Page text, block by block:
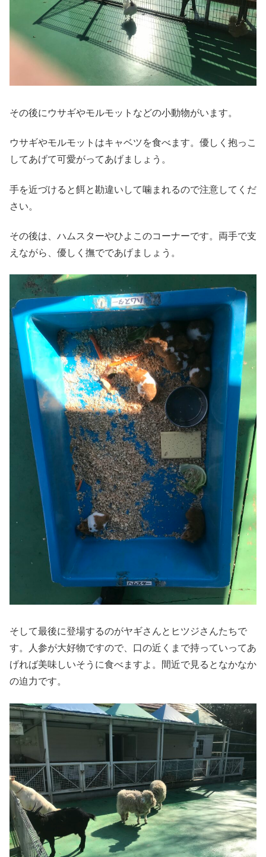
その後にウサギやモルモットなどの小動物がいます。
ウサギやモルモットはキャベツを食べます。優しく抱っこ
してあげて可愛がってあげましょう。
手を近づけると餌と勘違いして噛まれるので注意してくだ
さい。
その後は、ハムスターやひよこのコーナーです。両手で支
えながら、優しく撫でであげましょう。
そして最後に登場するのがヤギさんとヒツジさんたちで
す。人参が大好物ですので、口の近くまで持っていってあ
げれば美味しいそうに食べますよ。間近で見るとなかなか
の迫力です。